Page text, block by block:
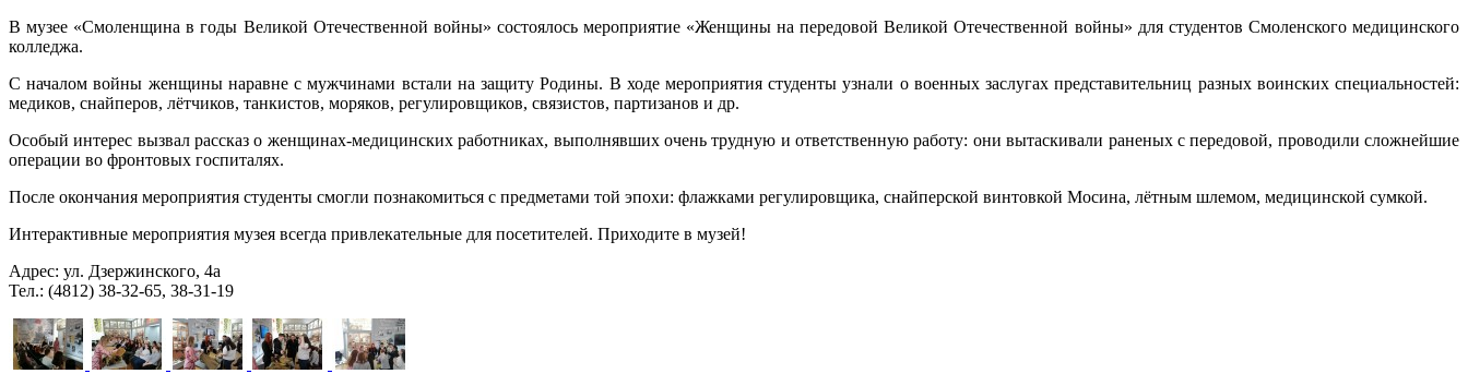
В музее «Смоленщина в годы Великой Отечественной войны» состоялось мероприятие «Женщины на передовой Великой Отечественной войны» для студентов Смоленского медицинского
колледжа.
С началом войны женщины наравне с мужчинами встали на защиту Родины. В ходе мероприятия студенты узнали о военных заслугах представительниц разных воинских специальностей:
медиков, снайперов, лётчиков, танкистов, моряков, регулировщиков, связистов, партизанов и др.
Особый интерес вызвал рассказ о женщинах-медицинских работниках, выполнявших очень трудную и ответственную работу: они вытаскивали раненых с передовой, проводили сложнейшие
операции во фронтовых госпиталях.
После окончания мероприятия студенты смогли познакомиться с предметами той эпохи: флажками регулировщика, снайперской винтовкой Мосина, лётным шлемом, медицинской сумкой.
Интерактивные мероприятия музея всегда привлекательные для посетителей. Приходите в музей!
Адрес: ул. Дзержинского, 4а
Тел.: (4812) 38-32-65, 38-31-19